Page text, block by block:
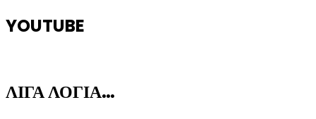
YOUTUBE
ΛΙΓΑ ΛΟΓΙΑ…